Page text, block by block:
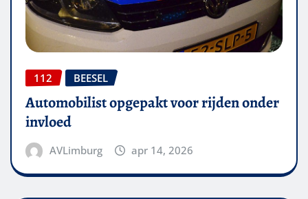
112 BEESEL
Automobilist opgepakt voor rijden onder
invloed
AVLimburg apr 14, 2026